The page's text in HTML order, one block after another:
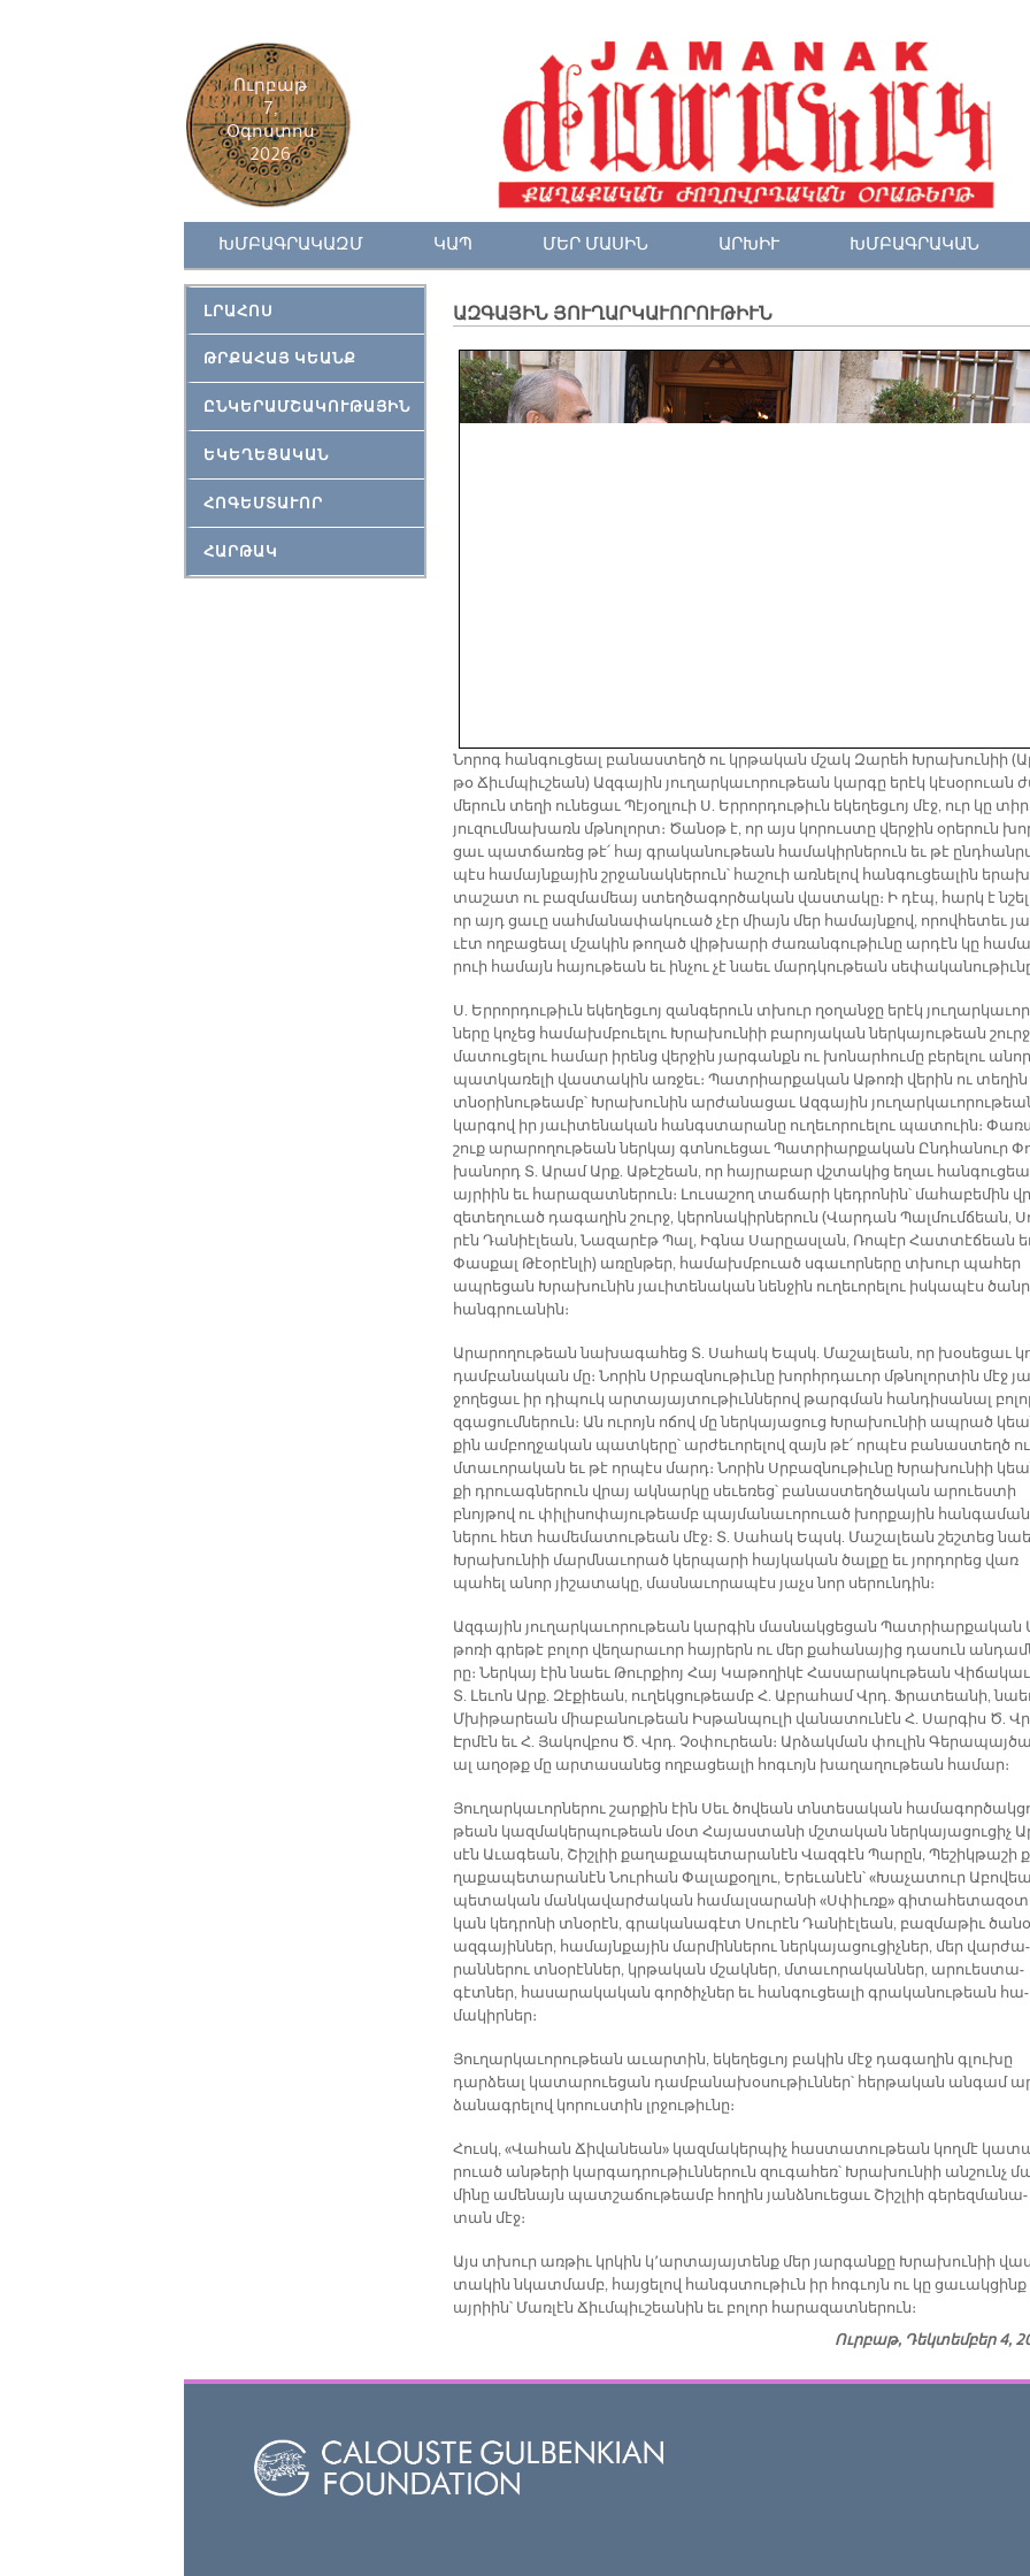
Ուրբաթ
7,
Օգոստոս
2026
ԽՄԲԱԳՐԱԿԱԶՄ ԿԱՊ ՄԵՐ ՄԱՍԻՆ ԱՐԽԻՒ ԽՄԲԱԳՐԱԿԱՆ
ԼՐԱՀՈՍ
ԹՐՔԱՀԱՅ ԿԵԱՆՔ
ԸՆԿԵՐԱՄՇԱԿՈՒԹԱՅԻՆ
ԵԿԵՂԵՑԱԿԱՆ
ՀՈԳԵՄՏԱՒՈՐ
ՀԱՐԹԱԿ
ԱԶԳԱՅԻՆ ՅՈՒՂԱՐԿԱՒՈՐՈՒԹԻՒՆ
Նո­րոգ հան­գու­ցեալ բա­նաս­տեղծ ու կրթա­կան մշակ Զա­րեհ Խրա­խու­նիի
թօ Ճիւմ­պիւ­շեան) Ազ­գա­յին յու­ղար­կա­ւո­րու­թեան կար­գը ե­րէկ կէ­սօ­րուան
մե­րուն տե­ղի ու­նե­ցաւ Պէ­յօղ­լուի Ս. Եր­րոր­դու­թիւն ե­կե­ղեց­ւոյ մէջ, ուր կը
յու­զում­նա­խառն մթնո­լորտ։ Ծա­նօթ է, որ այս կո­րուս­տը վեր­ջին օ­րե­րուն
ցաւ պատ­ճա­ռեց թէ՛ հայ գրա­կա­նու­թեան հա­մա­կիր­նե­րուն եւ թէ
պէս հա­մայն­քա­յին շրջա­նակ­նե­րուն՝ հաշուի առ­նե­լով հան­գու­ցեա­լին
տա­շատ ու բազ­մա­մեայ ստեղ­ծա­գոր­ծա­կան վաս­տա­կը։ Ի դէպ, հարկ է
որ այդ ցա­ւը սահ­մա­նա­փա­կուած չէր միայն մեր հա­մայն­քով, ո­րով­հե­տեւ
ւէտ ող­բա­ցեալ մշա­կին թո­ղած վիթ­խա­րի ժա­ռան­գու­թիւ­նը ար­դէն կը
րուի հա­մայն հա­յու­թեան եւ ին­չու չէ նաեւ մարդ­կու­թեան
Ս. Եր­րոր­դու­թիւն ե­կե­ղեց­ւոյ զան­գե­րուն տխուր ղօ­ղան­ջը ե­րէկ
նե­րը կո­չեց հա­մախմ­բուե­լու Խրա­խու­նիի բա­րո­յա­կան ներ­կա­յու­թեան
մա­տու­ցե­լու հա­մար ի­րենց վեր­ջին յար­գան­քն ու խո­նար­հու­մը բե­րե­լու ա­նոր
պատ­կա­ռե­լի վաս­տա­կին առ­ջեւ։ Պատ­րիար­քա­կան Ա­թո­ռի վե­րին ու տե­ղին
տնօ­րի­նու­թեամբ՝ Խրա­խու­նին ար­ժա­նա­ցաւ Ազ­գա­յին
կար­գով իր յա­ւի­տե­նա­կան հանգս­տա­րա­նը ու­ղե­ւո­րուե­լու պատ­ուին։
շուք ա­րա­րո­ղու­թեան ներ­կայ գտնուե­ցաւ Պատ­րիար­քա­կան Ընդ­հա­նուր
խա­նորդ Տ. Ա­րամ Արք. Ա­թէ­շեան, որ հայ­րա­բար վշտա­կից ե­ղաւ
այ­րիին եւ հա­րա­զատ­նե­րուն։ Լու­սա­շող տա­ճա­րի կեդ­րո­նին՝ մա­հա­բե­մին
զե­տե­ղուած դա­գա­ղին շուրջ, կե­րո­նա­կիր­նե­րուն (Վար­դան Պալ­մում­ճեան,
րէն Դա­նիէ­լեան, Նա­զա­րէթ Պալ, Իգ­նա Սա­րըաս­լան, Ռո­պէր Հատ­տէ­ճեան
Փաս­քալ Թէօ­րէն­լի) ա­ռըն­թեր, հա­մախմ­բուած սգա­ւոր­նե­րը տխուր պա­հեր
ապ­րե­ցան Խրա­խու­նին յա­ւի­տե­նա­կան նեն­ջին ու­ղե­ւո­րե­լու իս­կա­պէս ծանր
հանգ­րուա­նին։
Ա­րա­րո­ղու­թեան նա­խա­գա­հեց Տ. Սա­հակ Եպսկ. Մա­շա­լեան, որ խօ­սե­ցաւ
դամ­բա­նա­կան մը։ Նո­րին Սրբազ­նու­թիւ­նը խորհր­դա­ւոր մթնո­լոր­տին մէջ
ջո­ղե­ցաւ իր դի­պուկ ար­տա­յայ­տու­թիւն­նե­րով թարգ­ման հան­դի­սա­նալ
զգա­ցում­նե­րուն։ Ան ու­րոյն ո­ճով մը ներ­կա­յա­ցուց Խրա­խու­նիի ապ­րած
քին ամ­բող­ջա­կան պատ­կե­րը՝ ար­ժե­ւո­րե­լով զայն թէ՛ որ­պէս բա­նաս­տեղծ ու
մտա­ւո­րա­կան եւ թէ որ­պէս մարդ։ Նո­րին Սրբազ­նու­թիւ­նը Խրա­խու­նիի
քի դրուագ­նե­րուն վրայ ակ­նար­կը սե­ւե­ռեց՝ բա­նաս­տեղ­ծա­կան ա­րուես­տի
բնոյ­թով ու փի­լի­սո­փա­յու­թեամբ պայ­մա­նա­ւո­րուած խոր­քա­յին
նե­րու հետ հա­մե­մա­տու­թեան մէջ։ Տ. Սա­հակ Եպսկ. Մա­շա­լեան շեշ­տեց
Խրա­խու­նիի մարմ­նա­ւո­րած կեր­պա­րի հայ­կա­կան ծալ­քը եւ յոր­դո­րեց վառ
պա­հել ա­նոր յի­շա­տա­կը, մաս­նա­ւո­րա­պէս յաչս նոր սե­րուն­դին։
Ազ­գա­յին յու­ղար­կա­ւո­րու­թեան կար­գին մաս­նակ­ցե­ցան Պատ­րիար­քա­կան
թո­ռի գրե­թէ բո­լոր վե­ղա­րա­ւոր հայ­րերն ու մեր քա­հա­նա­յից դա­սուն
րը։ Ներ­կայ էին նաեւ Թուր­քիոյ Հայ Կա­թո­ղի­կէ Հա­սա­րա­կու­թեան
Տ. Լե­ւոն Արք. Զէ­քիեան, ու­ղեկ­ցու­թեամբ Հ. Աբ­րա­համ Վրդ. Ֆրա­տեա­նի,
Մխի­թա­րեան միա­բա­նու­թեան Իս­թան­պու­լի վա­նա­տու­նէն Հ. Սար­գիս Ծ.
Էր­մէն եւ Հ. Յա­կով­բոս Ծ. Վրդ. Չօ­փու­րեան։ Ար­ձակ­ման փու­լին
ալ ա­ղօթք մը ար­տա­սա­նեց ող­բա­ցեա­լի հոգ­ւոյն խա­ղա­ղու­թեան հա­մար։
Յու­ղար­կա­ւոր­նե­րու շար­քին էին Սեւ ծո­վեան տնտե­սա­կան
թեան կազ­մա­կեր­պու­թեան մօտ Հա­յաս­տա­նի մշտա­կան ներ­կա­յա­ցու­ցիչ
սէն Ա­ւա­գեան, Շիշ­լիի քա­ղա­քա­պե­տա­րա­նէն Վազ­գէն Պա­րըն, Պե­շիկ­թա­շի
ղա­քա­պե­տա­րա­նէն Նուր­հան Փա­լա­քօղ­լու, Ե­րե­ւա­նէն՝ «Խա­չա­տուր
պե­տա­կան ման­կա­վար­ժա­կան հա­մալ­սա­րա­նի «Սփիւռք»
կան կեդ­րո­նի տնօ­րէն, գրա­կա­նա­գէտ Սու­րէն Դա­նիէ­լեան, բազ­մա­թիւ
ազ­գա­յին­ներ, հա­մայն­քա­յին մար­մին­նե­րու ներ­կա­յա­ցու­ցիչ­ներ, մեր վար­ժա­
րան­նե­րու տնօ­րէն­ներ, կրթա­կան մշակ­ներ, մտա­ւո­րա­կա­ններ, ա­րուես­տա­
գէտ­ներ, հա­սա­րա­կա­կան գոր­ծիչ­ներ եւ հա­նգու­ցեա­լի գրա­կա­նու­թեան հա­
մա­կիր­ներ։
Յու­ղար­կա­ւո­րու­թեան ա­ւար­տին, ե­կե­ղեց­ւոյ բա­կին մէջ դա­գա­ղին գլու­խը
դար­ձեալ կա­տա­րուե­ցան դամ­բա­նա­խօ­սու­թիւն­ներ՝ հեր­թա­կան ան­գամ
ձա­նագ­րե­լով կո­րուս­տին լրջու­թիւ­նը։
Հուսկ, «Վա­հան Ճի­վա­նեան» կազ­մա­կեր­պիչ հաս­տա­տու­թեան կող­մէ
րուած ան­թե­րի կար­գադ­րու­թիւն­նե­րուն զու­գա­հեռ՝ Խրա­խու­նիի ան­շունչ
մի­նը ա­մե­նայն պատ­շա­ճու­թեամբ հո­ղին յանձ­նուե­ցաւ Շիշ­լիի գե­րեզ­մա­նա­
տան մէջ։
Այս տխուր առ­թիւ կրկին կ­­՚ար­տա­յայ­տենք մեր յար­գան­քը Խրա­խու­նիի
տա­կին նկատ­մամբ, հայ­ցե­լով հանգս­տու­թիւն իր հոգ­ւոյն ու կը ցա­ւակ­ցինք
այ­րիին՝ Մառ­լէն Ճիւմ­պիւ­շեա­նին եւ բո­լոր հա­րա­զատ­նե­րու­ն։
Ուրբաթ, Դեկտեմբեր 4,